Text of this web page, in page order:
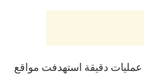
دقيقة استهدفت مواقع